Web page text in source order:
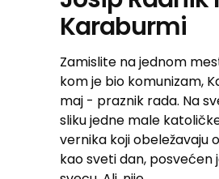
Karaburmi
Zamislite na jednom
kom je bio komunizam,
maj - praznik rada. Na
sliku jedne male
vernika koji obeležavaju
kao sveti dan, posvećen